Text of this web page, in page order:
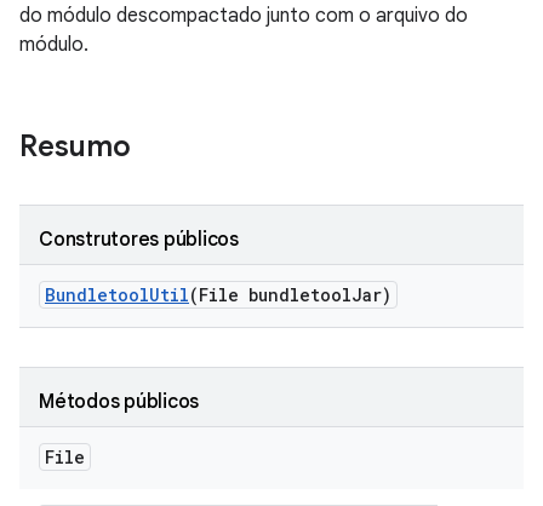
do módulo descompactado junto com o arquivo do
módulo.
Resumo
Construtores públicos
BundletoolUtil(File bundletoolJar)
Métodos públicos
File